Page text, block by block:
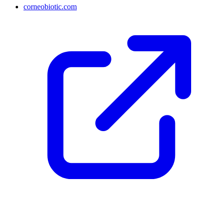
corneobiotic.com